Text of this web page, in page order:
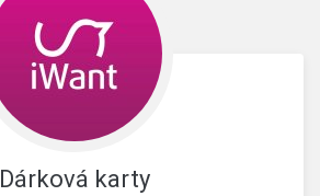
Dárková karty